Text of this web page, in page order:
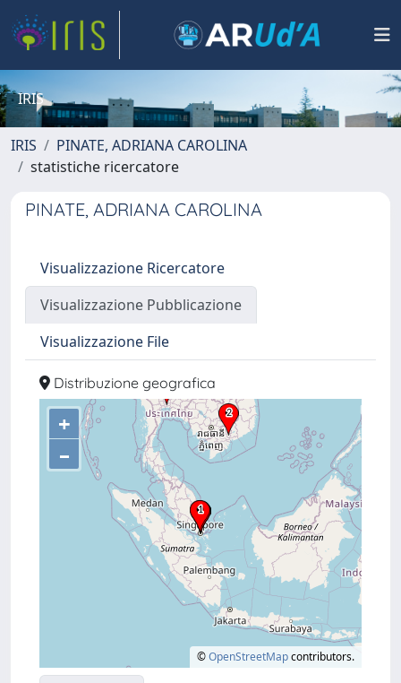
IRIS
IRIS
PINATE, ADRIANA CAROLINA
statistiche ricercatore
PINATE, ADRIANA CAROLINA
Visualizzazione Ricercatore
Visualizzazione Pubblicazione
Visualizzazione File
Distribuzione geografica
+
–
©OpenStreetMapcontributors.